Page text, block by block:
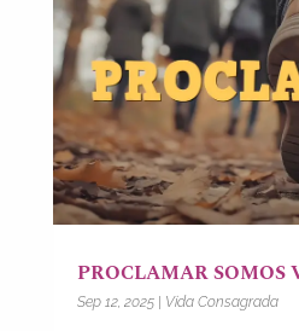
PROCLAMAR SOMOS
Sep 12, 2025| Vida Consagrada